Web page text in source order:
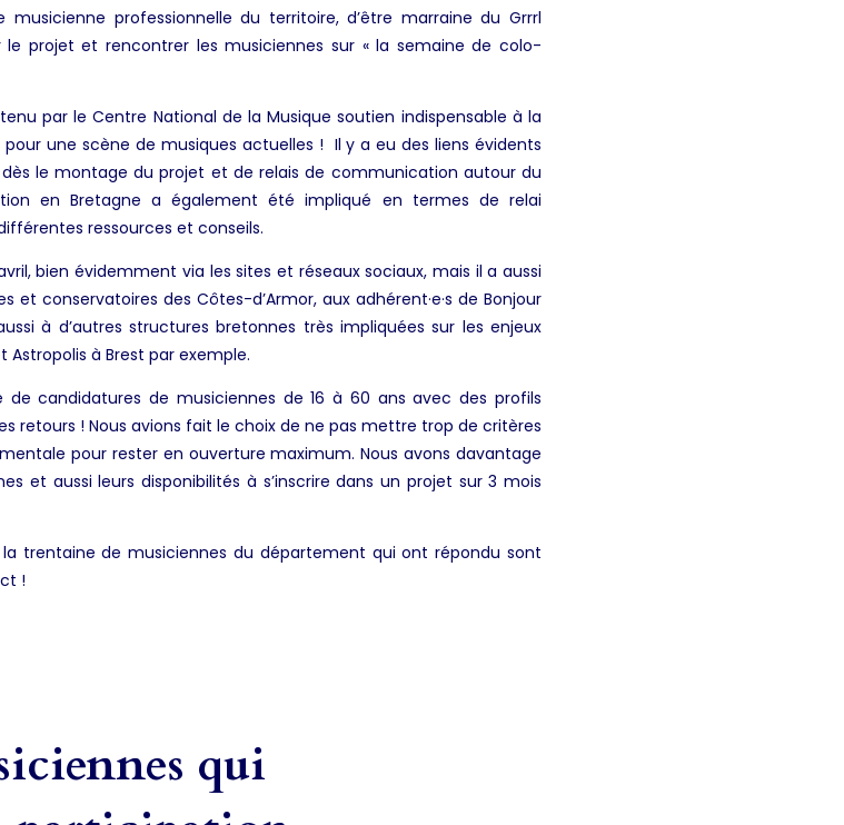
musicienne professionnelle du territoire, d’être marraine du Grrrl
projet et rencontrer les musiciennes sur « la semaine de colo-
par le Centre National de la Musique soutien indispensable à la
une scène de musiques actuelles ! Il y a eu des liens évidents
le montage du projet et de relais de communication autour du
en Bretagne a également été impliqué en termes de relai
ressources et conseils.
bien évidemment via les sites et réseaux sociaux, mais il a aussi
conservatoires des Côtes-d’Armor, aux adhérent·e·s de Bonjour
à d’autres structures bretonnes très impliquées sur les enjeux
à Brest par exemple.
candidatures de musiciennes de 16 à 60 ans avec des profils
retours ! Nous avions fait le choix de ne pas mettre trop de critères
pour rester en ouverture maximum. Nous avons davantage
et aussi leurs disponibilités à s’inscrire dans un projet sur 3 mois
trentaine de musiciennes du département qui ont répondu sont
!
qui